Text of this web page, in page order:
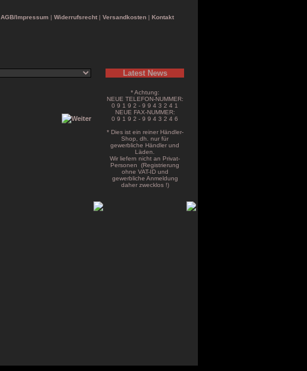
AGB/Impressum| Widerrufsrecht| Versandkosten| Kontakt
Latest News
* Achtung:
NEUE TELEFON-NUMMER:
0 9 1 9 2 - 9 9 4 3 2 4 1
NEUE FAX-NUMMER:
0 9 1 9 2 - 9 9 4 3 2 4 6
* Dies ist ein reiner Händler-
Shop, dh. nur für
gewerbliche Händler und
Läden.
Wir liefern nicht an Privat-
Personen (Registrierung
ohne VAT-ID und
gewerbliche Anmeldung
daher zwecklos !)